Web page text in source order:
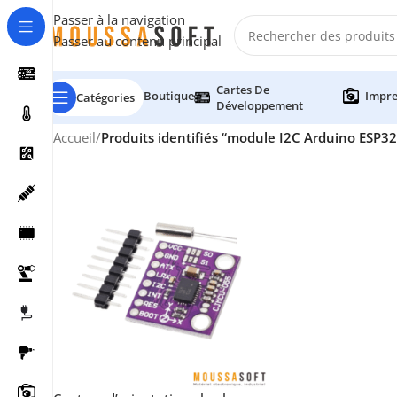
Passer à la navigation
Passer au contenu principal
Catégories Boutique
Cartes De
Développement
Accueil/Produits identifiés “module I2C Arduino